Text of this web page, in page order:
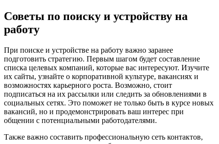
Советы по поиску и устройству на
работу
При поиске и устройстве на работу важно заранее
подготовить стратегию. Первым шагом будет составление
списка целевых компаний, которые вас интересуют. Изучите
их сайты, узнайте о корпоративной культуре, вакансиях и
возможностях карьерного роста. Возможно, стоит
подписаться на их рассылки или следить за обновлениями в
социальных сетях. Это поможет не только быть в курсе новых
вакансий, но и продемонстрировать ваш интерес при
общении с потенциальными работодателями.
Также важно составить профессиональную сеть контактов,